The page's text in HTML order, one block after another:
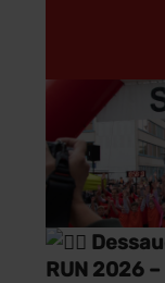
RUN 2026